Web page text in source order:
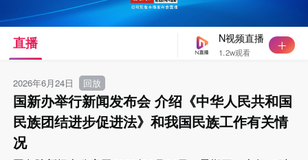
N视频直播
1.2w观看
直播
2026年6月24日 回放
国新办举行新闻发布会 介绍《中华人民共和国
民族团结进步促进法》和我国民族工作有关情
况